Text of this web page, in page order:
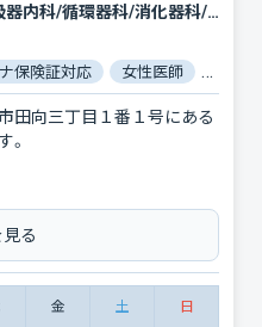
内科/糖尿病内科/神経内科/呼吸器内科/循環器科/消化器科/外科/脳神経外科/呼吸器外科/心臓血管外科/乳腺外科/人工透析/整形外科/形成外科/小児科/小児外科/産科/婦人科/眼科/耳鼻咽喉科/皮膚科/泌尿器科/精神科・神経科/歯科口腔外科/リハビリテーション/放射線科/臨床検査・病理診断/救急科/麻酔科
保険証対応 女性医師
田向三丁目１番１号にある
。
る
金 土 日